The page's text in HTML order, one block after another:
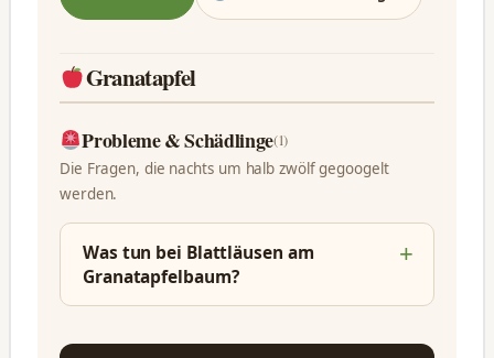
Granatapfel
Probleme & Schädlinge(1)
Die Fragen, die nachts um halb zwölf gegoogelt
werden.
Was tun bei Blattläusen am
Granatapfelbaum?